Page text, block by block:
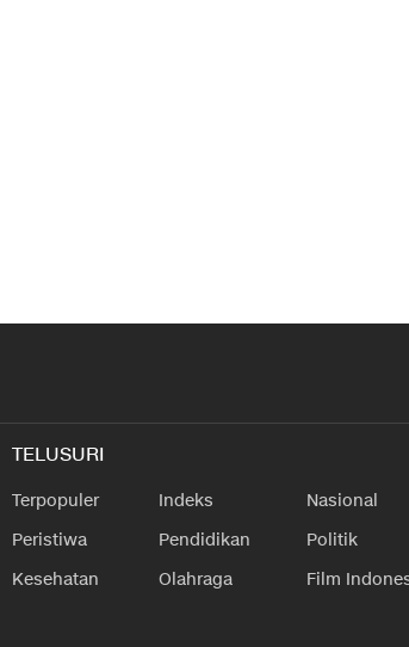
TELUSURI
Terpopuler Indeks
Nasional
Peristiwa
Pendidikan
Politik
Kesehatan
Olahraga Film